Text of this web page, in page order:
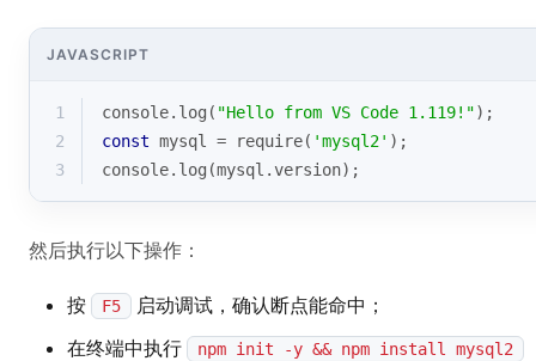
JAVASCRIPT
1 console.log( "Hello from VS Code 1.119!");
2
const mysql = require( 'mysql2' );
3
console.log(mysql.version);
然后执行以下操作：
按 F5
启动调试，确认断点能命中；
在终端中执行
npm init -y && npm install mysql2